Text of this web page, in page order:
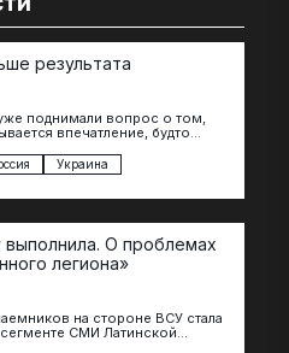
результата
поднимали вопрос о том,
впечатление, будто
Украина
выполнила. О проблемах
легиона»
на стороне ВСУ стала
СМИ Латинской